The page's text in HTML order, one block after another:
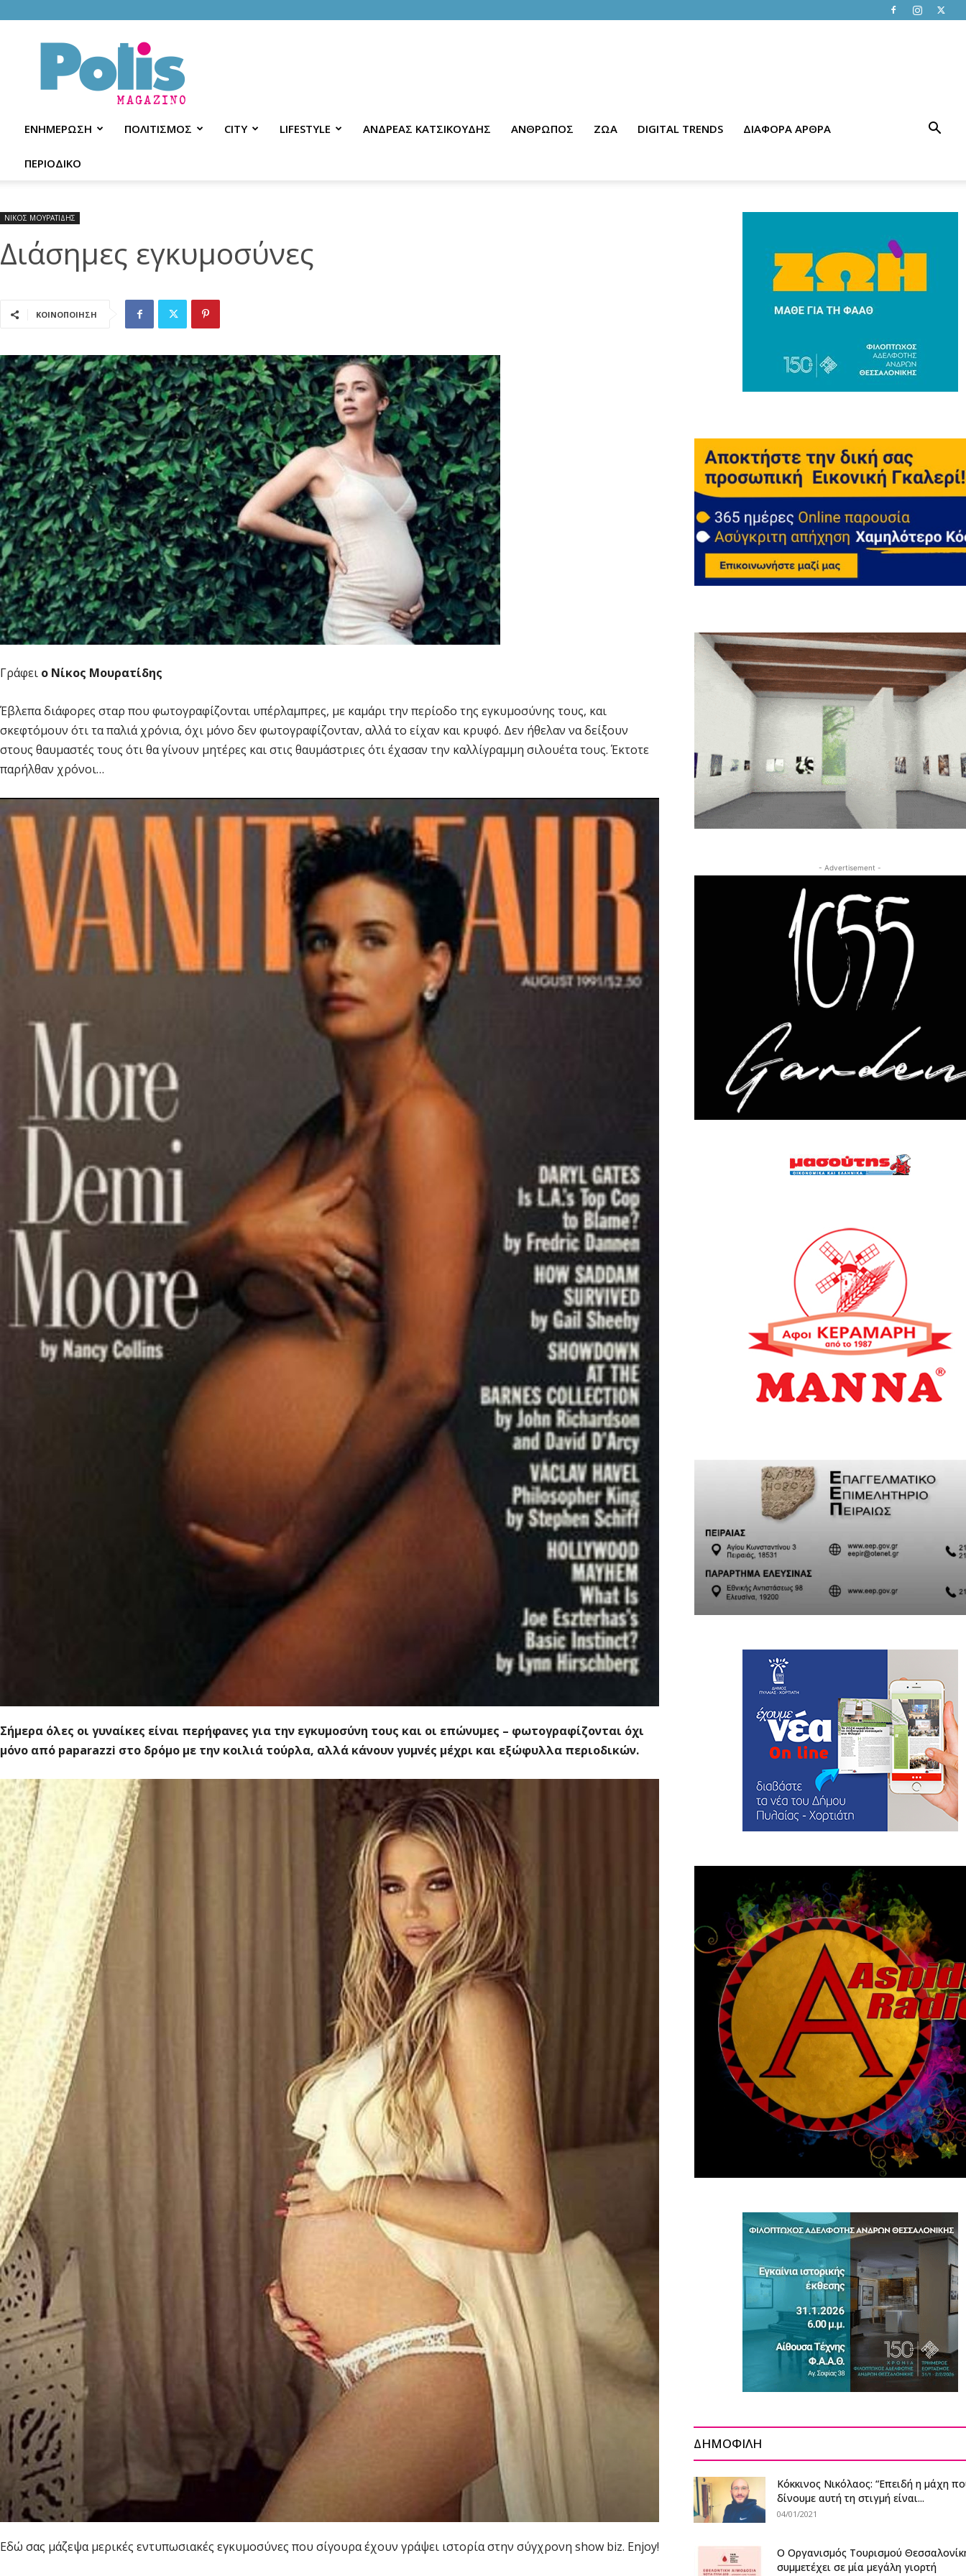
Polis
Magazino
ΕΝΗΜΕΡΩΣΗ ΠΟΛΙΤΙΣΜΟΣ CITY LIFESTYLE ΑΝΔΡΕΑΣ ΚΑΤΣΙΚΟΥΔΗΣ ΑΝΘΡΩΠΟΣ ΖΩΑ DIGITAL TRENDS ΔΙΑΦΟΡΑ ΑΡΘΡΑ
ΠΕΡΙΟΔΙΚΟ
ΝΙΚΟΣ ΜΟΥΡΑΤΙΔΗΣ
Διάσημες εγκυμοσύνες
ΚΟΙΝΟΠΟΙΗΣΗ
Γράφει ο Νίκος Μουρατίδης
Έβλεπα διάφορες σταρ που φωτογραφίζονται υπέρλαμπρες, με καμάρι την περίοδο της εγκυμοσύνης τους, και
σκεφτόμουν ότι τα παλιά χρόνια, όχι μόνο δεν φωτογραφίζονταν, αλλά το είχαν και κρυφό. Δεν ήθελαν να δείξουν
στους θαυμαστές τους ότι θα γίνουν μητέρες και στις θαυμάστριες ότι έχασαν την καλλίγραμμη σιλουέτα τους. Έκτοτε
παρήλθαν χρόνοι…
Σήμερα όλες οι γυναίκες είναι περήφανες για την εγκυμοσύνη τους και οι επώνυμες – φωτογραφίζονται όχι
μόνο από paparazzi στο δρόμο με την κοιλιά τούρλα, αλλά κάνουν γυμνές μέχρι και εξώφυλλα περιοδικών.
Εδώ σας μάζεψα μερικές εντυπωσιακές εγκυμοσύνες που σίγουρα έχουν γράψει ιστορία στην σύγχρονη show biz. Enjoy!
- Advertisement -
ΔΗΜΟΦΙΛΗ
Κόκκινος Νικόλαος: “Επειδή η μάχη
δίνουμε αυτή τη στιγμή είναι...
04/01/2021
Ο Οργανισμός Τουρισμού
συμμετέχει σε μία μεγάλη γιορτή